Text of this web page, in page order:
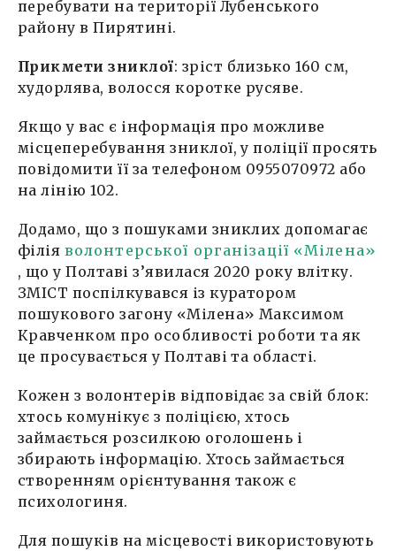
перебувати на території Лубенського
району в Пирятині.
Прикмети зниклої: зріст близько 160 см,
худорлява, волосся коротке русяве.
Якщо у вас є інформація про можливе
місцеперебування зниклої, у поліції просять
повідомити її за телефоном 0955070972 або
на лінію 102.
Додамо, що з пошуками зниклих допомагає
філія волонтерської організації «Мілена»
, що у Полтаві з’явилася 2020 року влітку.
ЗМІСТ поспілкувався із куратором
пошукового загону «Мілена» Максимом
Кравченком про особливості роботи та як
це просувається у Полтаві та області.
Кожен з волонтерів відповідає за свій блок:
хтось комунікує з поліцією, хтось
займається розсилкою оголошень і
збирають інформацію. Хтось займається
створенням орієнтування також є
психологиня.
Для пошуків на місцевості використовують